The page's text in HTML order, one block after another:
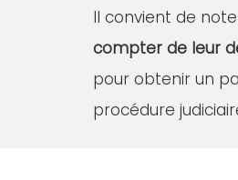
Il convient de
compter de leur
pour obtenir un
procédure